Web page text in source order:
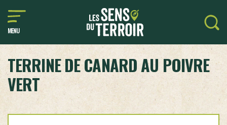
MENU
TERRINE DE CANARD AU POIVRE
VERT